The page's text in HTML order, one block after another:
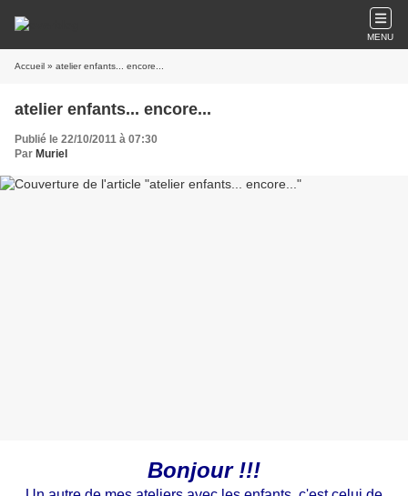
MENU
Accueil » atelier enfants... encore...
atelier enfants... encore...
Publié le 22/10/2011 à 07:30
Par Muriel
Bonjour !!!